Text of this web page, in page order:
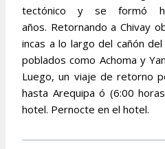
tectónico y se formó
años. Retornando a Chivay
incas a lo largo del cañón
poblados como Achoma y
Luego, un viaje de retorno
hasta Arequipa ó (6:00
hotel. Pernocte en el hotel.